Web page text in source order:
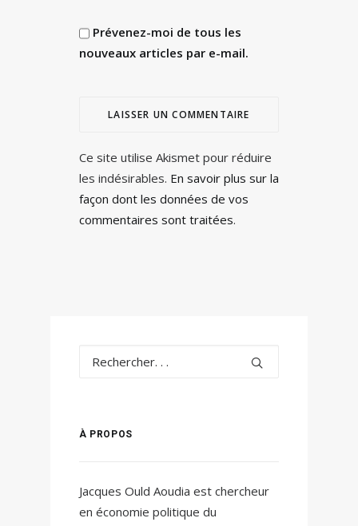
Prévenez-moi de tous les
nouveaux articles par e-mail.
Ce site utilise Akismet pour réduire
les indésirables. En savoir plus sur la
façon dont les données de vos
commentaires sont traitées.
À PROPOS
Jacques Ould Aoudia est chercheur
en économie politique du